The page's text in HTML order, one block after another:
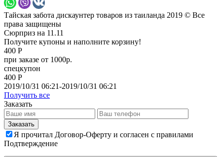
Тайская забота дискаунтер товаров из таиланда 2019 © Все
права защищены
Сюрприз на 11.11
Получите купоны и наполните корзину!
400 Р
при заказе от 1000р.
спецкупон
400 Р
2019/10/31 06:21-2019/10/31 06:21
Получить все
Заказать
Я прочитал Договор-Оферту и согласен с правилами
Подтверждение